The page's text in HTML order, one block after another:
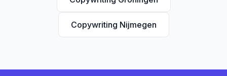
Copywriting Nijmegen